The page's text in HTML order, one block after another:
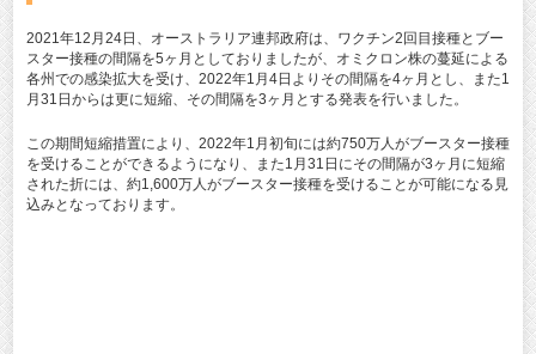
2021年12月24日、オーストラリア連邦政府は、ワクチン2回目接種とブー
スター接種の間隔を5ヶ月としておりましたが、オミクロン株の蔓延による
各州での感染拡大を受け、2022年1月4日よりその間隔を4ヶ月とし、また1
月31日からは更に短縮、その間隔を3ヶ月とする発表を行いました。
この期間短縮措置により、2022年1月初旬には約750万人がブースター接種
を受けることができるようになり、また1月31日にその間隔が3ヶ月に短縮
された折には、約1,600万人がブースター接種を受けることが可能になる見
込みとなっております。